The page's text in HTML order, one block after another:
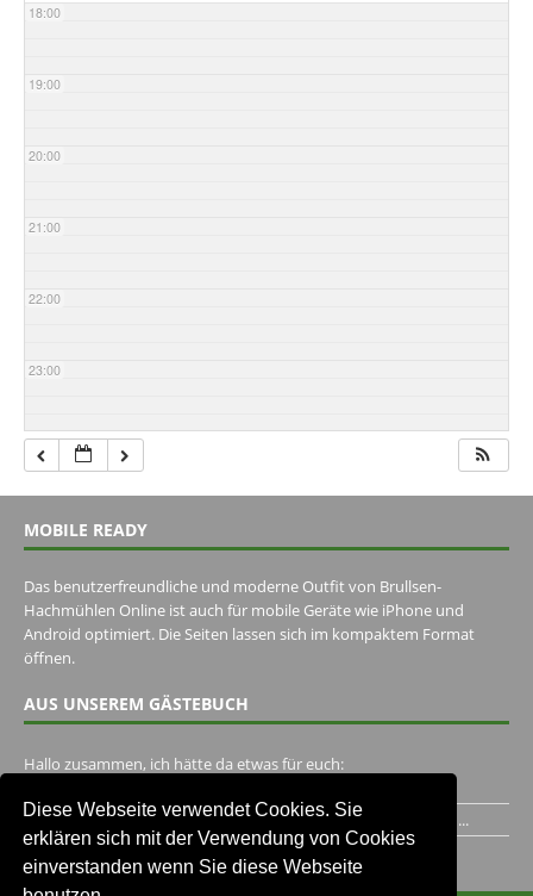
Diese Webseite verwendet Cookies. Sie
erklären sich mit der Verwendung von Cookies
einverstanden wenn Sie diese Webseite
18:00
19:00
20:00
21:00
22:00
23:00
MOBILE READY
Das benutzerfreundliche und moderne Outfit von Brullsen-
Hachmühlen Online ist auch für mobile Geräte wie iPhone und
Android optimiert. Die Seiten lassen sich im kompaktem Format
öffnen.
AUS UNSEREM GÄSTEBUCH
Hallo zusammen, ich hätte da etwas für euch:
Ich habe ein Jahr im Gasthaus Hugo Pape verbracht..Habe ihn...
Unser Gästebuch besuchen